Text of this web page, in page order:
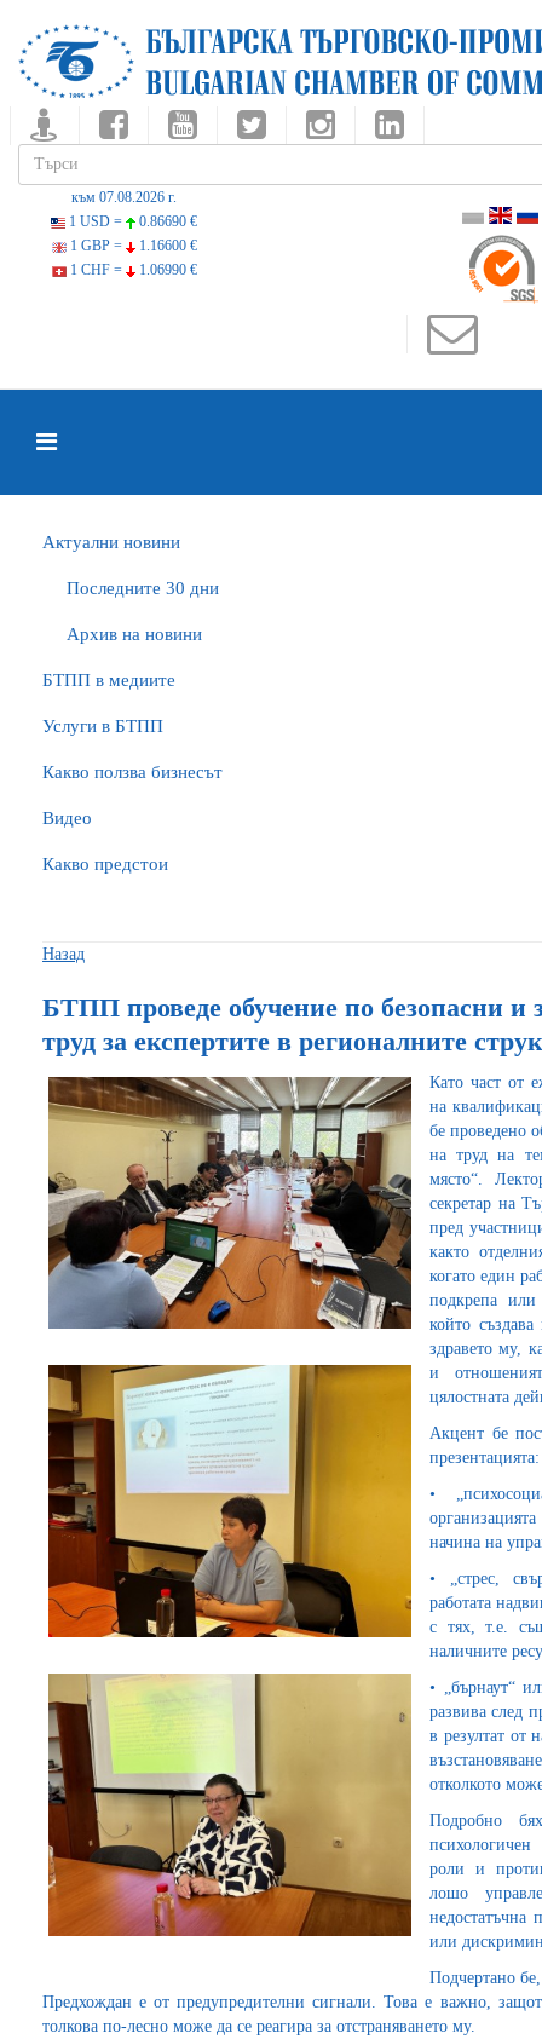
към 07.08.2026 г.
1 USD =
0.86690 €
1 GBP =
1.16600 €
1 CHF =
1.06990 €
Актуални новини
Последните 30 дни
Архив на новини
БTПП в медиите
Услуги в БТПП
Какво ползва бизнесът
Видео
Какво предстои
Назад
БТПП проведе обучение по безопасни и
труд за експертите в регионалните
Като част от
на
бе проведено
на труд на
място“.
секретар на
пред
както
когато един
подкрепа или
който
здравето му,
и
цялостната
Акцент бе
презентацията:
•
начина на
• „стрес,
работата
с тях, т.е.
наличните
• „бърнаут“
развива след
в резултат от
отколкото
Подробно
роли и
лошо
недостатъчна
или
Подчертано
Предхождан е от предупредителни сигнали. Това е важно,
толкова по-лесно може да се реагира за отстраняването му.